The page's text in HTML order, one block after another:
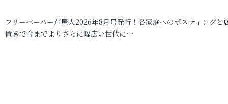
フリーペーパー芦屋人2026年8月号発行！各家庭へのポスティングと
置きで今までよりさらに幅広い世代に…